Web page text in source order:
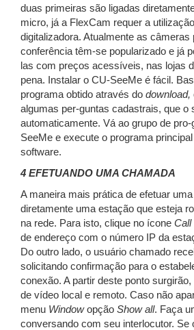
duas primeiras são ligadas
micro, já a FlexCam requer a
digitalizadora. Atualmente as câmeras
conferência têm-se popularizado e já
las com preços acessíveis, nas lojas
pena. Instalar o CU-SeeMe é fácil.
programa obtido através do download,
algumas per-guntas cadastrais, que o
automaticamente. Vá ao grupo de
SeeMe e execute o programa
software.
4 EFETUANDO UMA CHAMADA
A maneira mais prática de efetuar
diretamente uma estação que esteja
na rede. Para isto, clique no ícone Call
de endereço com o número IP da
Do outro lado, o usuário chamado
solicitando confirmação para o
conexão. A partir deste ponto
de vídeo local e remoto. Caso não
menu Windowopção Show all. Faça
conversando com seu interlocutor. Se